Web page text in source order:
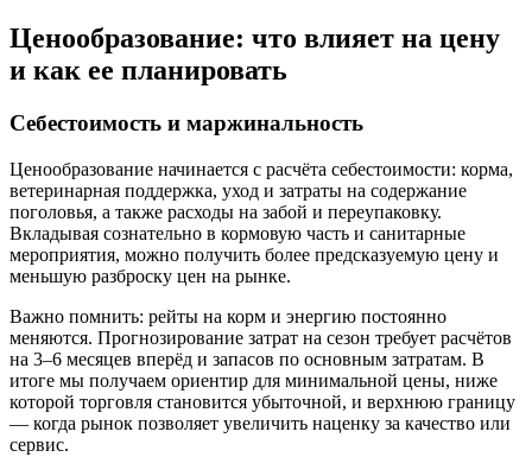
Ценообразование: что влияет на цену
и как ее планировать
Себестоимость и маржинальность
Ценообразование начинается с расчёта себестоимости: корма,
ветеринарная поддержка, уход и затраты на содержание
поголовья, а также расходы на забой и переупаковку.
Вкладывая сознательно в кормовую часть и санитарные
мероприятия, можно получить более предсказуемую цену и
меньшую разброску цен на рынке.
Важно помнить: рейты на корм и энергию постоянно
меняются. Прогнозирование затрат на сезон требует расчётов
на 3–6 месяцев вперёд и запасов по основным затратам. В
итоге мы получаем ориентир для минимальной цены, ниже
которой торговля становится убыточной, и верхнюю границу
— когда рынок позволяет увеличить наценку за качество или
сервис.